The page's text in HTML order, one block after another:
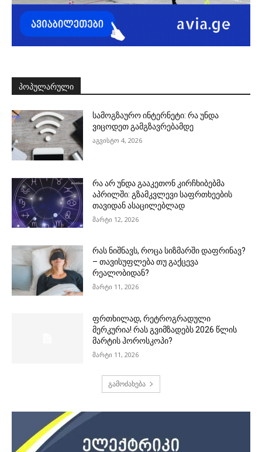
ᲞᲝᲞᲣᲚᲐᲠᲣᲚᲘ
სამოგზაურო ინტერნეტი: რა უნდა
ვიცოდეთ გამგზავრებამდე
აგვისტო 4, 2026
რა არ უნდა გააკეთონ კირჩხიბებმა
აპრილში: გზამკვლევი საფრთხეების
თავიდან ასაცილებლად
მარტი 12, 2026
რას ნიშნავს, როცა სიზმარში დაფრინავ?
– თავისუფლება თუ გაქცევა
რეალობიდან?
მარტი 11, 2026
ფრთხილად, რეტროგრადული
მერკურია! რას გვიმზადებს 2026 წლის
მარტის ჰოროსკოპი?
მარტი 11, 2026
გამოძახება